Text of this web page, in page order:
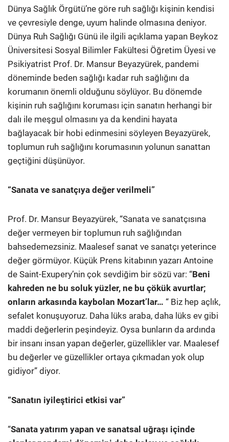
Dünya Sağlık Örgütü’ne göre ruh sağlığı kişinin kendisi
ve çevresiyle denge, uyum halinde olmasına deniyor.
Dünya Ruh Sağlığı Günü ile ilgili açıklama yapan Beykoz
Üniversitesi Sosyal Bilimler Fakültesi Öğretim Üyesi ve
Psikiyatrist Prof. Dr. Mansur Beyazyürek, pandemi
döneminde beden sağlığı kadar ruh sağlığını da
korumanın önemli olduğunu söylüyor. Bu dönemde
kişinin ruh sağlığını koruması için sanatın herhangi bir
dalı ile meşgul olmasını ya da kendini hayata
bağlayacak bir hobi edinmesini söyleyen Beyazyürek,
toplumun ruh sağlığını korumasının yolunun sanattan
geçtiğini düşünüyor.
“Sanata ve sanatçıya değer verilmeli”
Prof. Dr. Mansur Beyazyürek, “Sanata ve sanatçısına
değer vermeyen bir toplumun ruh sağlığından
bahsedemezsiniz. Maalesef sanat ve sanatçı yeterince
değer görmüyor. Küçük Prens kitabının yazarı Antoine
de Saint-Exupery’nin çok sevdiğim bir sözü var: “Beni
kahreden ne bu soluk yüzler, ne bu çökük avurtlar;
onların arkasında kaybolan Mozart’lar… “ Biz hep açlık,
sefalet konuşuyoruz. Daha lüks araba, daha lüks ev gibi
maddi değerlerin peşindeyiz. Oysa bunların da ardında
bir insanı insan yapan değerler, güzellikler var. Maalesef
bu değerler ve güzellikler ortaya çıkmadan yok olup
gidiyor” diyor.
“Sanatın iyileştirici etkisi var”
“Sanata yatırım yapan ve sanatsal uğraşı içinde